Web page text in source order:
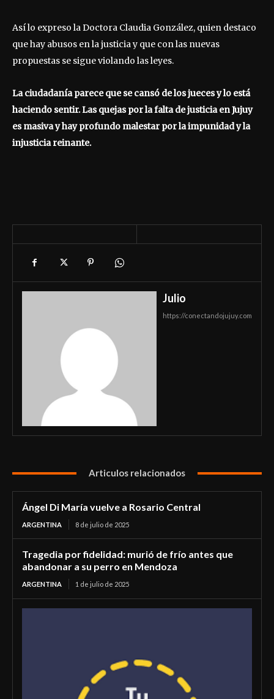
Así lo expreso la Doctora Claudia González, quien destaco
que hay abusos en la justicia y que con las nuevas
propuestas se sigue violando las leyes.
La ciudadanía parece que se cansó de los jueces y lo está
haciendo sentir. Las quejas por la falta de justicia en Jujuy
es masiva y hay profundo malestar por la impunidad y la
injusticia reinante.
Julio
https://conectandojujuy.com
Articulos relacionados
Ángel Di María vuelve a Rosario Central
ARGENTINA 8 de julio de 2025
Tragedia por fidelidad: murió de frío antes que
abandonar a su perro en Mendoza
ARGENTINA 1 de julio de 2025